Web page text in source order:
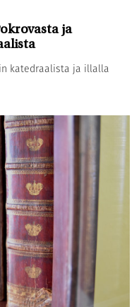
ja
katedraalista ja illalla